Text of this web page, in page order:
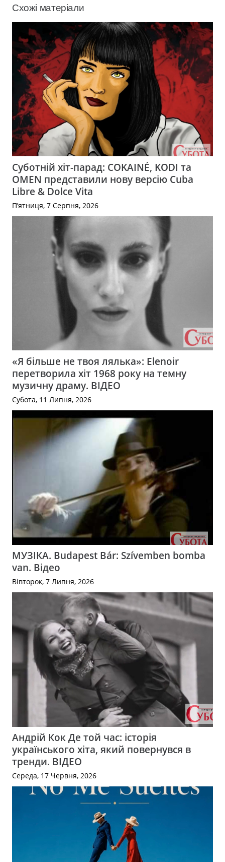
Схожі матеріали
Суботній хіт-парад: COKAINÉ, KODI та
OMEN представили нову версію Cuba
Libre & Dolce Vita
П’ятниця, 7 Серпня, 2026
«Я більше не твоя лялька»: Elenoir
перетворила хіт 1968 року на темну
музичну драму. ВІДЕО
Субота, 11 Липня, 2026
МУЗІКА. Budapest Bár: Szívemben bomba
van. Відео
Вівторок, 7 Липня, 2026
Андрій Кок Де той час: історія
українського хіта, який повернувся в
тренди. ВІДЕО
Середа, 17 Червня, 2026